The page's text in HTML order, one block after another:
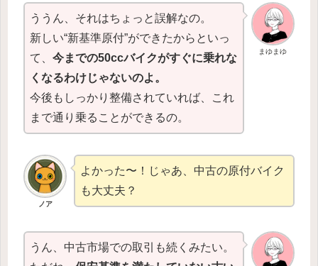
まゆまゆ
ううん、それはちょっと誤解なの。
新しい“新基準原付”ができたからといっ
て、 今までの50ccバイクがすぐに乗れな
くなるわけじゃないのよ。
今後もしっかり整備されていれば、これ
まで通り乗ることができるの。
ノア
よかった〜！じゃあ、中古の原付バイク
も大丈夫？
うん、中古市場での取引も続くみたい。